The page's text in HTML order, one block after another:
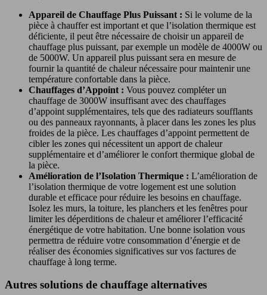
Appareil de Chauffage Plus Puissant : Si le volume de la
pièce à chauffer est important et que l’isolation thermique est
déficiente, il peut être nécessaire de choisir un appareil de
chauffage plus puissant, par exemple un modèle de 4000W ou
de 5000W. Un appareil plus puissant sera en mesure de
fournir la quantité de chaleur nécessaire pour maintenir une
température confortable dans la pièce.
Chauffages d’Appoint : Vous pouvez compléter un
chauffage de 3000W insuffisant avec des chauffages
d’appoint supplémentaires, tels que des radiateurs soufflants
ou des panneaux rayonnants, à placer dans les zones les plus
froides de la pièce. Les chauffages d’appoint permettent de
cibler les zones qui nécessitent un apport de chaleur
supplémentaire et d’améliorer le confort thermique global de
la pièce.
Amélioration de l’Isolation Thermique : L’amélioration de
l’isolation thermique de votre logement est une solution
durable et efficace pour réduire les besoins en chauffage.
Isolez les murs, la toiture, les planchers et les fenêtres pour
limiter les déperditions de chaleur et améliorer l’efficacité
énergétique de votre habitation. Une bonne isolation vous
permettra de réduire votre consommation d’énergie et de
réaliser des économies significatives sur vos factures de
chauffage à long terme.
Autres solutions de chauffage alternatives